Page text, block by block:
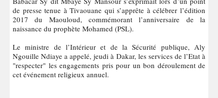
de presse tenue à Tivaouane qui s’apprête à célébrer l’édition
2017 du Maouloud, commémorant l’anniversaire de la
naissance du prophète Mohamed (PSL).
Le ministre de l’Intérieur et de la Sécurité publique, Aly
Ngouille Ndiaye a appelé, jeudi à Dakar, les services de l’Etat à
"respecter" les engagements pris pour un bon déroulement de
cet événement religieux annuel.